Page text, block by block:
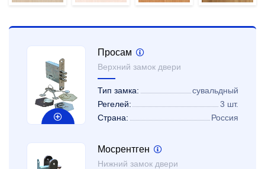
Просам
Верхний замок двери
Тип замка:
сувальдный
Регелей:
3 шт.
Страна:
Россия
Мосрентген
Нижний замок двери